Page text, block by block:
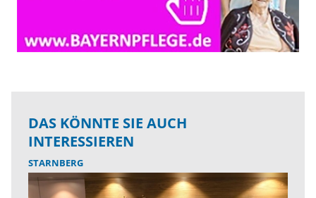
DAS KÖNNTE SIE AUCH
INTERESSIEREN
STARNBERG